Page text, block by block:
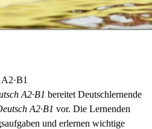
A2·B1 bereitet Deutschlernende
A2·B1 vor. Die Lernenden
und erlernen wichtige